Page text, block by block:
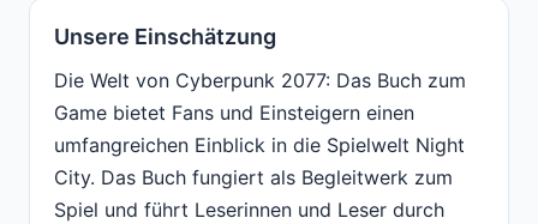
Unsere Einschätzung
Die Welt von Cyberpunk 2077: Das Buch zum
Game bietet Fans und Einsteigern einen
umfangreichen Einblick in die Spielwelt Night
City. Das Buch fungiert als Begleitwerk zum
Spiel und führt Leserinnen und Leser durch